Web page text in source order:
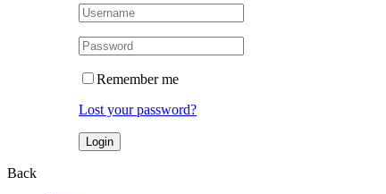
Remember me
Lost your password?
Back